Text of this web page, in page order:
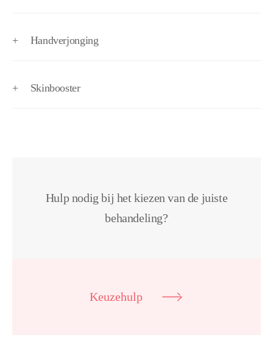
+ Handverjonging
+ Skinbooster
Hulp nodig bij het kiezen van de juiste
behandeling?
Keuzehulp